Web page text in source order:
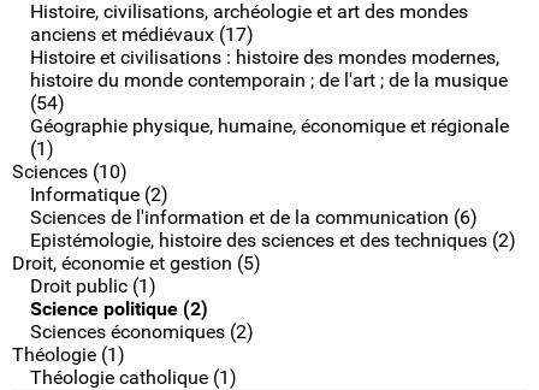
Histoire, civilisations, archéologie et art des mondes
anciens et médiévaux (17)
Histoire et civilisations : histoire des mondes modernes,
histoire du monde contemporain ; de l'art ; de la musique
(54)
Géographie physique, humaine, économique et régionale
(1)
Sciences (10)
Informatique (2)
Sciences de l'information et de la communication (6)
Epistémologie, histoire des sciences et des techniques (2)
Droit, économie et gestion (5)
Droit public (1)
Science politique (2)
Sciences économiques (2)
Théologie (1)
Théologie catholique (1)